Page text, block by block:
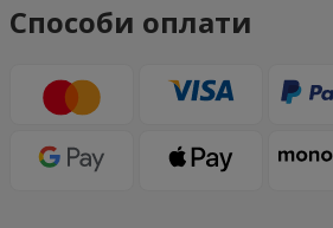
Способи оплати